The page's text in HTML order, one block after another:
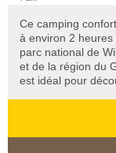
Ce camping
à environ 2
parc national de
et de la région du
est idéal pour